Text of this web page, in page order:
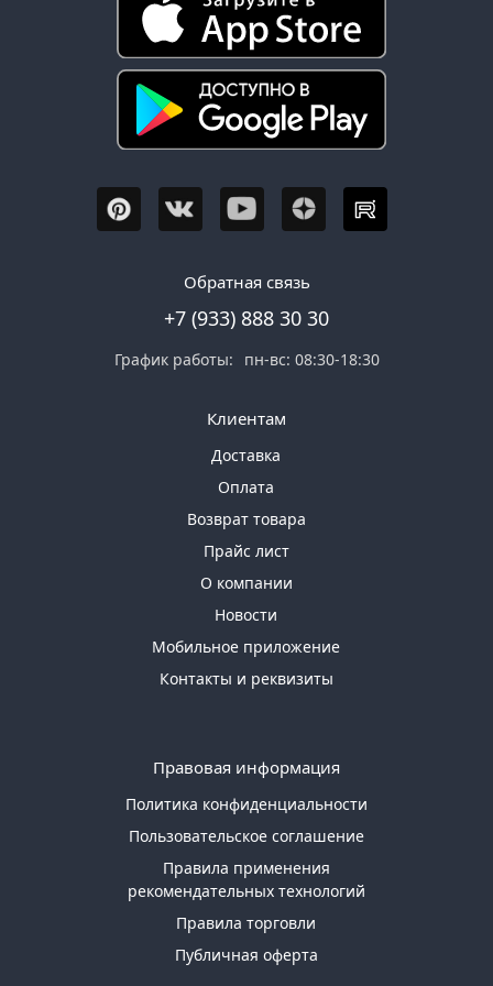
Обратная связь
+7 (933) 888 30 30
График работы: пн-вс: 08:30-18:30
Клиентам
Доставка
Оплата
Возврат товара
Прайс лист
О компании
Новости
Мобильное приложение
Контакты и реквизиты
Правовая информация
Политика конфиденциальности
Пользовательское соглашение
Правила применения
рекомендательных технологий
Правила торговли
Публичная оферта